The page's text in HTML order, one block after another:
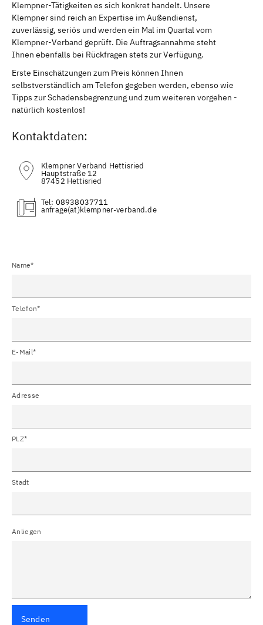
Klempner-Tätigkeiten es sich konkret handelt. Unsere
Klempner sind reich an Expertise im Außendienst,
zuverlässig, seriös und werden ein Mal im Quartal vom
Klempner-Verband geprüft. Die Auftragsannahme steht
Ihnen ebenfalls bei Rückfragen stets zur Verfügung.
Erste Einschätzungen zum Preis können Ihnen
selbstverständlich am Telefon gegeben werden, ebenso wie
Tipps zur Schadensbegrenzung und zum weiteren vorgehen -
natürlich kostenlos!
Kontaktdaten:
Klempner Verband Hettisried
Hauptstraße 12
87452 Hettisried
Tel: 08938037711
(at)
Name*
Telefon*
E-Mail*
Adresse
PLZ*
Stadt
Anliegen
Senden